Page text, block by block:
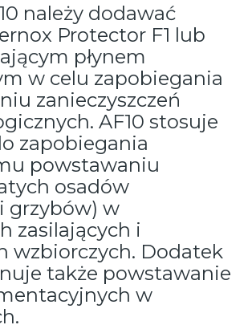
należy dodawać
Protector F1 lub
płynem
w celu zapobiegania
zanieczyszczeń
AF10 stosuje
zapobiegania
powstawaniu
osadów
grzybów) w
zasilających i
wzbiorczych. Dodatek
także powstawanie
w